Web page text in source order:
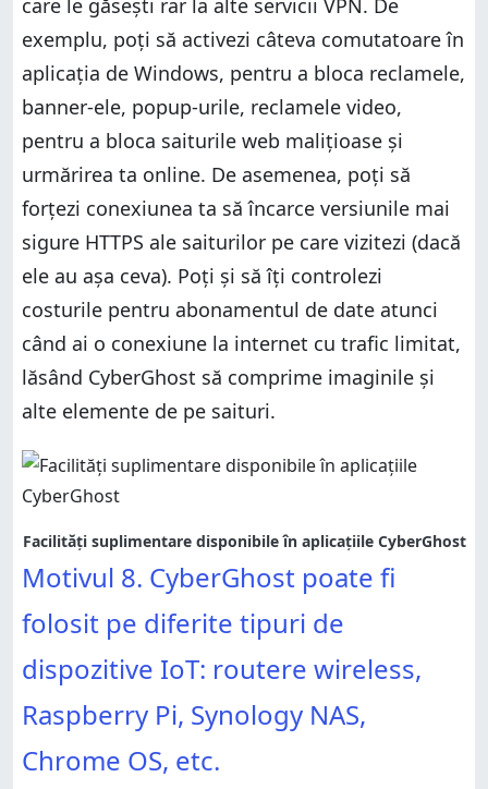
exemplu, poți să activezi câteva comutatoare în
aplicația de Windows, pentru a bloca reclamele,
banner-ele, popup-urile, reclamele video,
pentru a bloca saiturile web malițioase și
urmărirea ta online. De asemenea, poți să
forțezi conexiunea ta să încarce versiunile mai
sigure HTTPS ale saiturilor pe care vizitezi (dacă
ele au așa ceva). Poți și să îți controlezi
costurile pentru abonamentul de date atunci
când ai o conexiune la internet cu trafic limitat,
lăsând CyberGhost să comprime imaginile și
alte elemente de pe saituri.
Facilități suplimentare disponibile în aplicațiile CyberGhost
Motivul 8. CyberGhost poate fi
folosit pe diferite tipuri de
dispozitive IoT: routere wireless,
Raspberry Pi, Synology NAS,
Chrome OS, etc.